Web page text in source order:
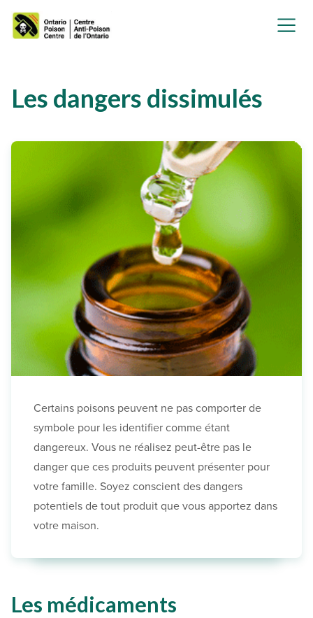
Les dangers dissimulés
Certains poisons peuvent ne pas comporter de
symbole pour les identifier comme étant
dangereux. Vous ne réalisez peut-être pas le
danger que ces produits peuvent présenter pour
votre famille. Soyez conscient des dangers
potentiels de tout produit que vous apportez dans
votre maison.
Les médicaments